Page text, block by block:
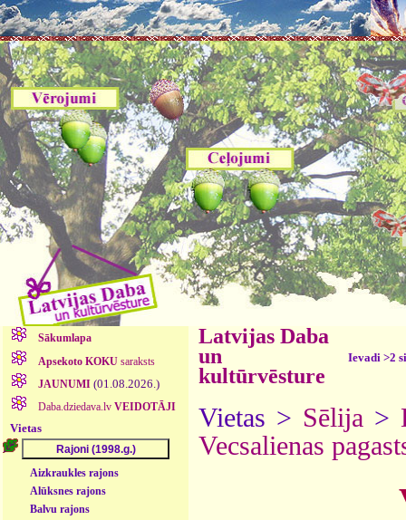
Sākumlapa
Apsekoto KOKUsaraksts
JAUNUMI (01.08.2026.)
Daba.dziedava.lv VEIDOTĀJI
Vietas
Aizkraukles rajons
Alūksnes rajons
Balvu rajons
Latvijas Daba
un
kultūrvēsture
Ievadi >2
Vietas > Sēlija >
Vecsalienas